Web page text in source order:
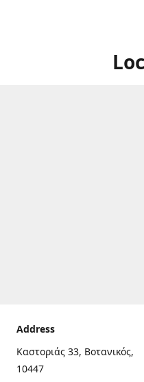
Address
Καστοριάς 33, Βοτανικός,
10447